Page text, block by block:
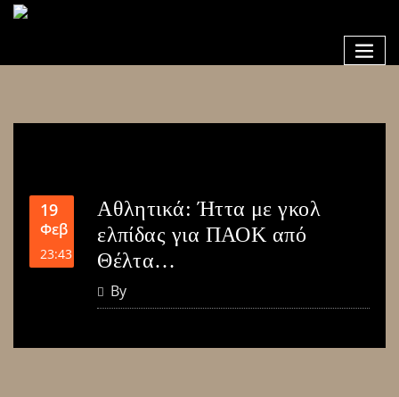
19
Φεβ
23:43
Αθλητικά: Ήττα με γκολ
ελπίδας για ΠΑΟΚ από
Θέλτα…
By